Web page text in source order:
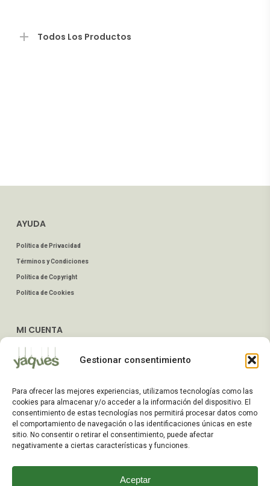
Gestionar consentimiento
Para ofrecer las mejores experiencias, utilizamos tecnologías como las
cookies para almacenar y/o acceder a la información del dispositivo. El
consentimiento de estas tecnologías nos permitirá procesar datos como
el comportamiento de navegación o las identificaciones únicas en este
sitio. No consentir o retirar el consentimiento, puede afectar
negativamente a ciertas características y funciones.
Aceptar
Todos Los Productos
AYUDA
Política de Privacidad
Términos y Condiciones
Política de Copyright
Política de Cookies
MI CUENTA
Dirección de Envío
Preguntas Frecuentes
ATENCIÓN AL CLIENTE